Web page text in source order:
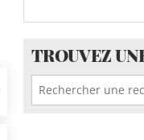
TROUVEZ